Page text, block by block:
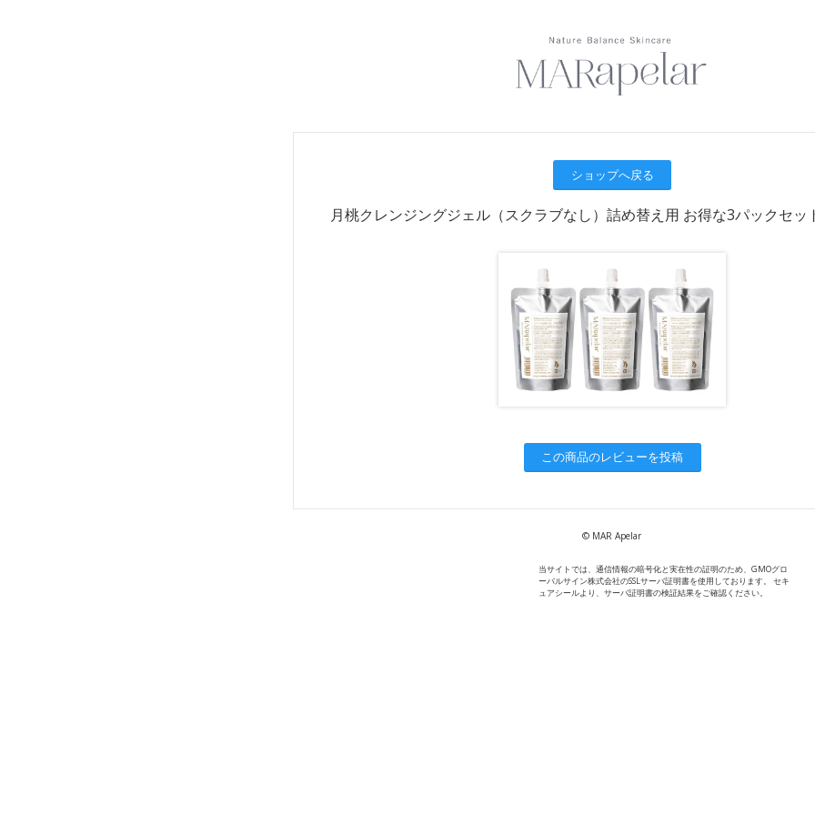
ショップへ戻る
月桃クレンジングジェル（スクラブなし）詰め替え用 お得な3パックセッ
この商品のレビューを投稿
© MAR Apelar
当サイトでは、通信情報の暗号化と実在性の証明のため、GMOグロ
ーバルサイン株式会社のSSLサーバ証明書を使用しております。 セキ
ュアシールより、サーバ証明書の検証結果をご確認ください。